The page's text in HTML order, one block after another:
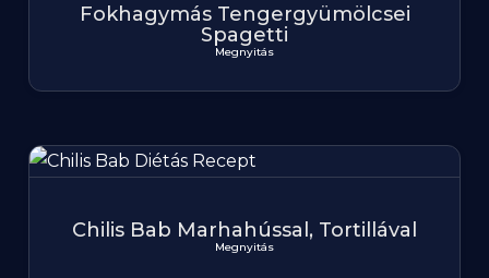
Fokhagymás Tengergyümölcsei
Spagetti
Megnyitás
Chilis Bab Marhahússal, Tortillával
Megnyitás